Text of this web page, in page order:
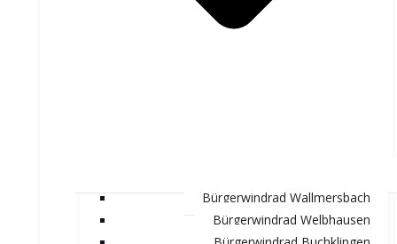
Bürgerwindrad Wallmersbach
Bürgerwindrad Welbhausen